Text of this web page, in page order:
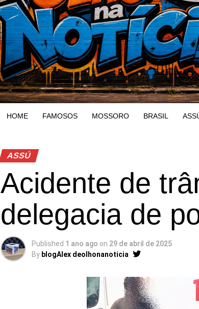
HOME FAMOSOS MOSSORO BRASIL
ASSÚ
Acidente de
delegacia de
Published 1 ano ago on 29 de abril de 2025
By blogAlex deolhonanoticia